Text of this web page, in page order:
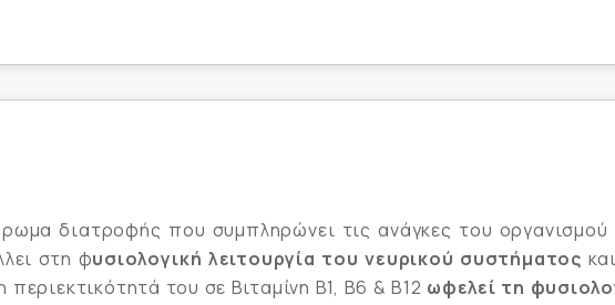
διατροφής που συμπληρώνει τις ανάγκες του
στη φυσιολογική λειτουργία του νευρικού συστήματος
του σε Βιταμίνη Β1, Β6 & Β12 ωφελεί τη